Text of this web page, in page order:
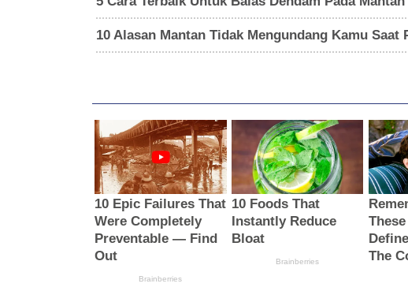
10 Alasan Mantan Tidak Mengundang Kamu Saat